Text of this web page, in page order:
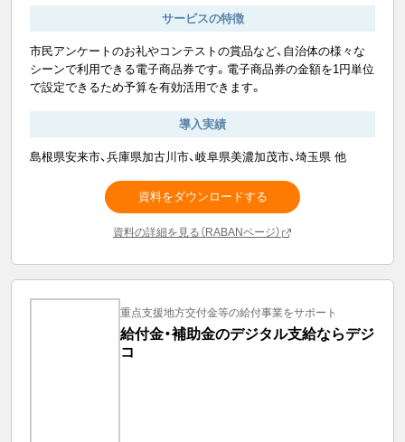
サービスの特徴
市民アンケートのお礼やコンテストの賞品など、自治体の様々な
シーンで利用できる電子商品券です。電子商品券の金額を1円単位
で設定できるため予算を有効活用できます。
導入実績
島根県安来市、兵庫県加古川市、岐阜県美濃加茂市、埼玉県 他
資料をダウンロードする
資料の詳細を見る（RABANページ）
重点支援地方交付金等の給付事業をサポート
給付金・補助金のデジタル支給ならデジ
コ